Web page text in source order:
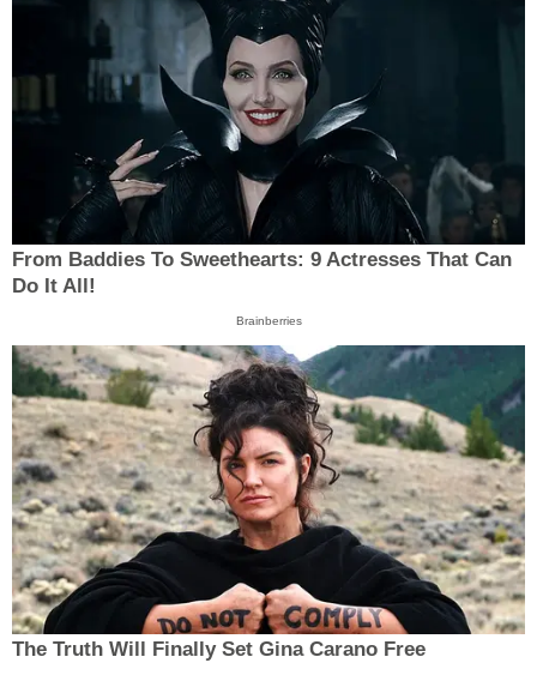
From Baddies To Sweethearts: 9 Actresses That Can
Do It All!
Brainberries
The Truth Will Finally Set Gina Carano Free